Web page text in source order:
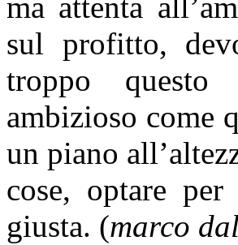
ma attenta
sul profitto,
troppo questo
ambizioso come
un piano
cose, optare
giusta. (marco